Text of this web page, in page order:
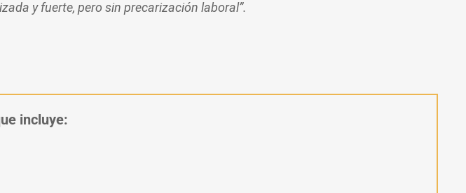
y fuerte, pero sin precarización laboral”.
incluye: